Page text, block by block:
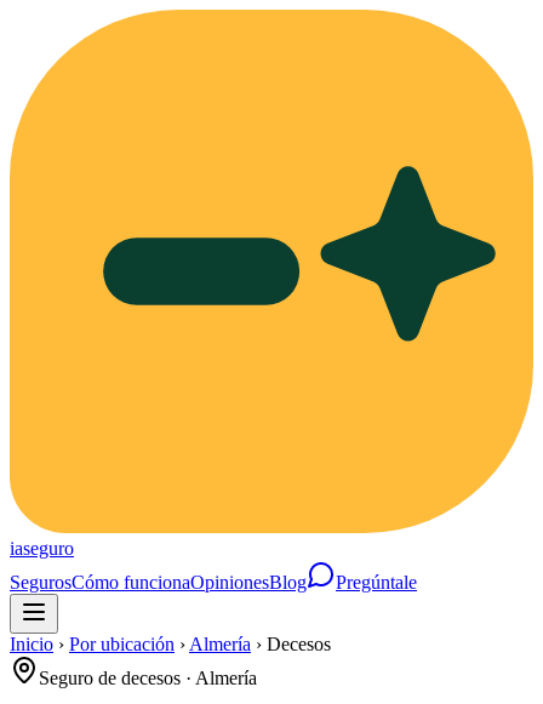
iaseguro
SegurosCómo funcionaOpinionesBlog Pregúntale
Inicio › Por ubicación › Almería › Decesos
Seguro de decesos · Almería